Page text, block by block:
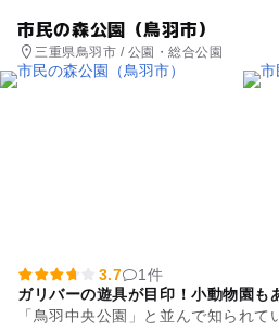
市民の森公園（鳥羽市）
三重県鳥羽市 / 公園・総合公園
3.7
1件
ガリバーの遊具が目印！小動物園も
「鳥羽中央公園」と並んで知られ